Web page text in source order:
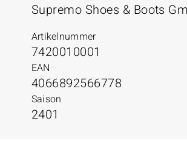
Supremo Shoes & Boots
Artikelnummer
7420010001
EAN
4066892566778
Saison
2401